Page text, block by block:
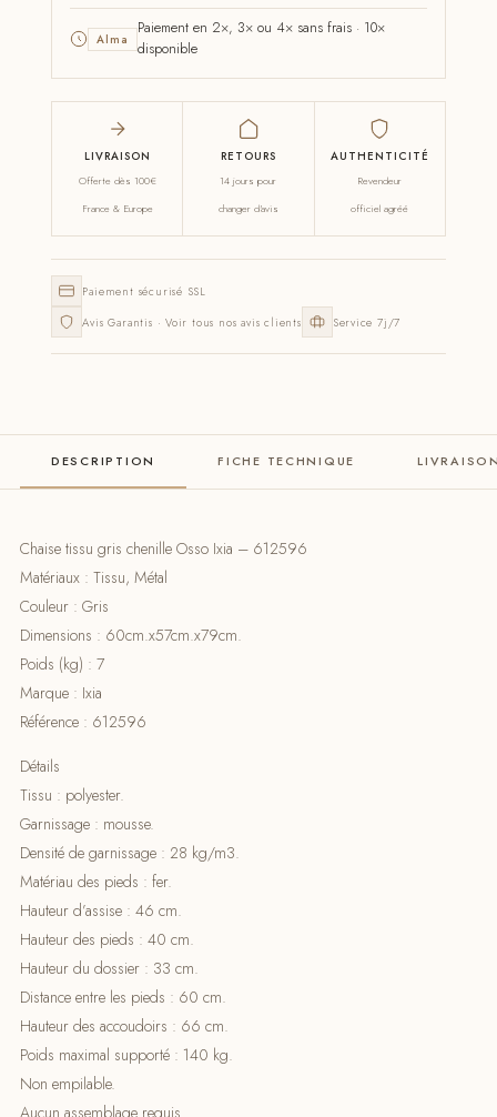
Alma
Paiement en 2×, 3× ou 4× sans frais · 10×
disponible
LIVRAISON
Offerte dès 100€
France & Europe
RETOURS
14 jours pour
changer d'avis
AUTHENTICITÉ
Revendeur
officiel agréé
Paiement sécurisé SSL
Avis Garantis · Voir tous nos avis clients
Service 7j/7
DESCRIPTION FICHE TECHNIQUE
Chaise tissu gris chenille Osso Ixia – 612596
Matériaux : Tissu, Métal
Couleur : Gris
Dimensions : 60cm.x57cm.x79cm.
Poids (kg) : 7
Marque : Ixia
Référence : 612596
Détails
Tissu : polyester.
Garnissage : mousse.
Densité de garnissage : 28 kg/m3.
Matériau des pieds : fer.
Hauteur d’assise : 46 cm.
Hauteur des pieds : 40 cm.
Hauteur du dossier : 33 cm.
Distance entre les pieds : 60 cm.
Hauteur des accoudoirs : 66 cm.
Poids maximal supporté : 140 kg.
Non empilable.